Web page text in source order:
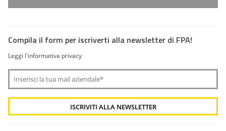
Compila il form per iscriverti alla newsletter di FPA!
Leggi l'informativa privacy